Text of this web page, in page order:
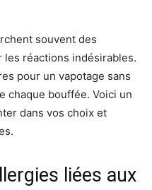
souvent des
réactions indésirables.
pour un vapotage sans
chaque bouffée. Voici un
dans vos choix et
liées aux